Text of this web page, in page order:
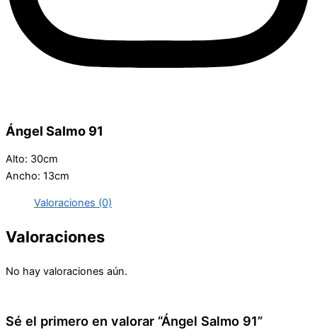
Ángel Salmo 91
Alto: 30cm
Ancho: 13cm
Valoraciones (0)
Valoraciones
No hay valoraciones aún.
Sé el primero en valorar “Ángel Salmo 91”